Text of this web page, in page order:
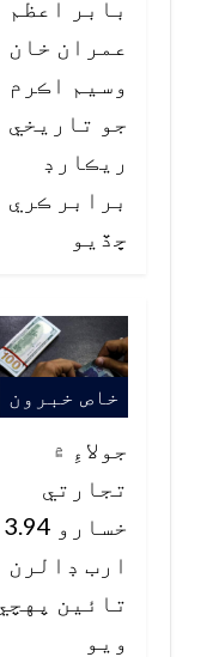
بابر اعظم
عمران خان
وسيم اڪرم
جو تاريخي
ريڪارڊ
برابر ڪري
ڇڏيو
خاص خبرون
جولاءِ ۾
تجارتي
خسارو 3.94
ارب ڊالرن
تائين
ويو